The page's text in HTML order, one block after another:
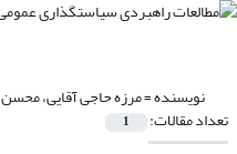
نویسنده =مرزه حاجی آقایی، محسن
تعداد مقالات: 1